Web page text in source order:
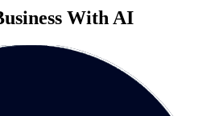
With AI​